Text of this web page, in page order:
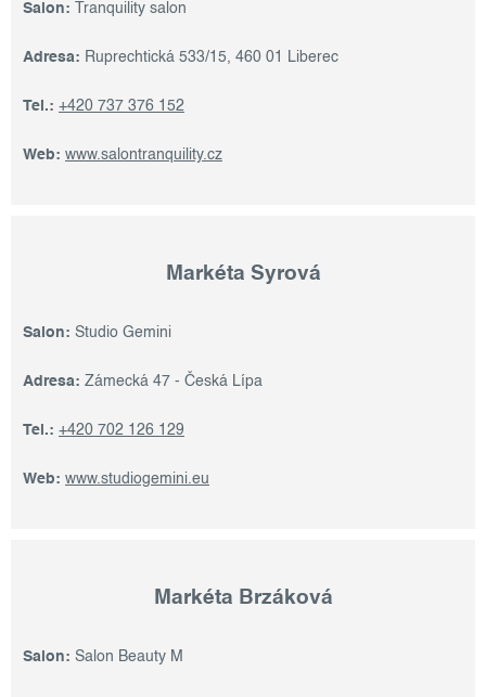
Salon: Tranquility salon
Adresa: Ruprechtická 533/15, 460 01 Liberec
Tel.: +420 737 376 152
Web: www.salontranquility.cz
Markéta Syrová
Salon: Studio Gemini
Adresa: Zámecká 47 - Česká Lípa
Tel.: +420 702 126 129
Web: www.studiogemini.eu
Markéta Brzáková
Salon: Salon Beauty M